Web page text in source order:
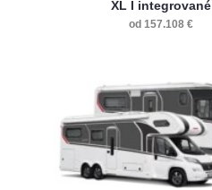
XL I integrované
od 157.108 €